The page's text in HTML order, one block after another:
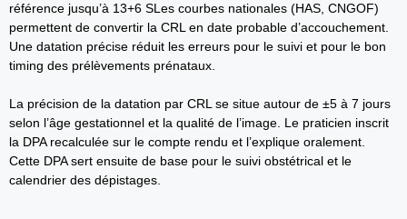
référence jusqu’à 13+6 SLes courbes nationales (HAS, CNGOF)
permettent de convertir la CRL en date probable d’accouchement.
Une datation précise réduit les erreurs pour le suivi et pour le bon
timing des prélèvements prénataux.
La précision de la datation par CRL se situe autour de ±5 à 7 jours
selon l’âge gestationnel et la qualité de l’image. Le praticien inscrit
la DPA recalculée sur le compte rendu et l’explique oralement.
Cette DPA sert ensuite de base pour le suivi obstétrical et le
calendrier des dépistages.